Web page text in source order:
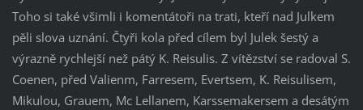
Toho si také všimli i komentátoři na trati, kteří nad Julkem
pěli slova uznání. Čtyři kola před cílem byl Julek šestý a
výrazně rychlejší než pátý K. Reisulis. Z vítězství se radoval S.
Coenen, před Valienm, Farresem, Evertsem, K. Reisulisem,
Mikulou, Grauem, Mc Lellanem, Karssemakersem a desátým